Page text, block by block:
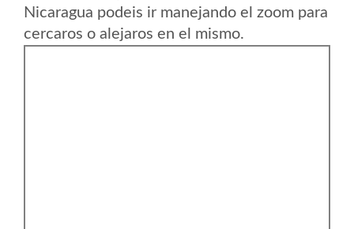
Nicaragua podeis ir manejando el zoom para
cercaros o alejaros en el mismo.